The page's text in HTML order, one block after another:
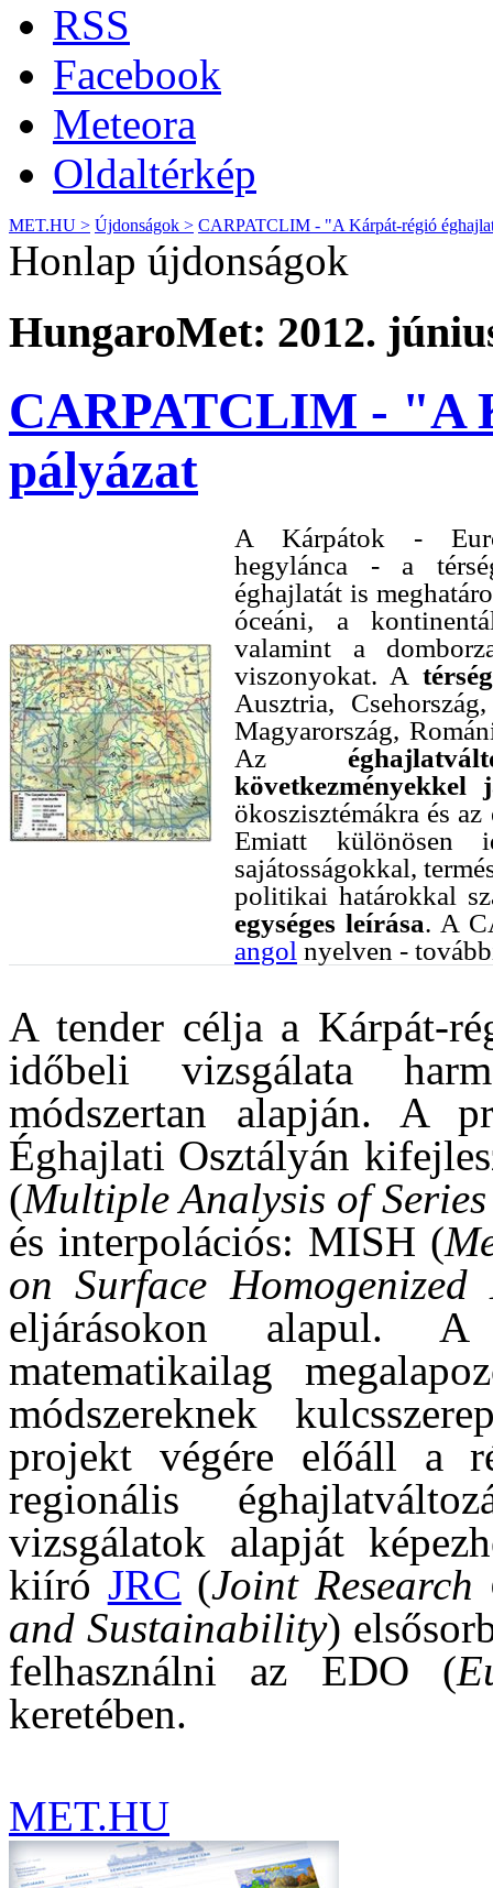
RSS
Facebook
Meteora
Oldaltérkép
MET.HU > Újdonságok > CARPATCLIM - "A Kárpát-régió
Honlap újdonságok
HungaroMet: 2012.
CARPATCLIM - "A
pályázat
A Kárpátok -
hegylánca - a
éghajlatát is
óceáni, a
valamint a
viszonyokat. A
Ausztria,
Magyarország,
Az
következményekkel
ökoszisztémákra és
Emiatt különösen
sajátosságokkal,
politikai határokkal
egységes leírása. A
angol nyelven -
A tender célja a Kárpát-
időbeli vizsgálata
módszertan alapján. A
Éghajlati Osztályán
(Multiple Analysis of
és interpolációs: MISH (
on Surface
eljárásokon alapul.
matematikailag
módszereknek
projekt végére előáll a
regionális
vizsgálatok alapját
kiíró JRC (Joint
and Sustainability)
felhasználni az EDO (
keretében.
MET.HU